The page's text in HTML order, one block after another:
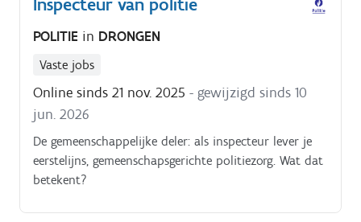
POLITIE in DRONGEN
Vaste jobs
Online sinds 21 nov. 2025 - gewijzigd sinds 10
jun. 2026
De gemeenschappelijke deler: als inspecteur lever je
eerstelijns, gemeenschapsgerichte politiezorg. Wat dat
betekent?